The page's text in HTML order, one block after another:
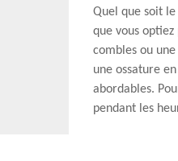
Quel que soit le
que vous
combles ou
une ossature
abordables.
pendant les